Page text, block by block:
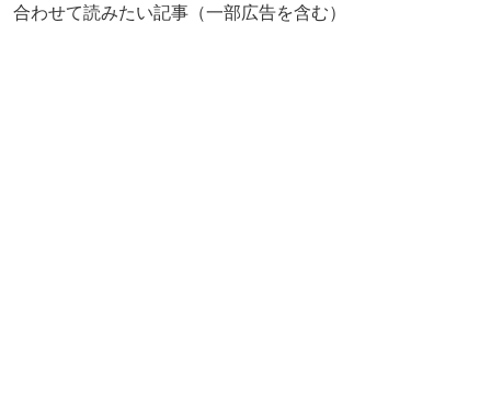
合わせて読みたい記事（一部広告を含む）